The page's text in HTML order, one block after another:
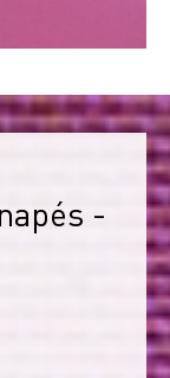
-